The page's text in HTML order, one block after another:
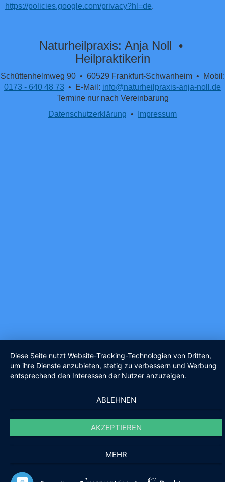
https://policies.google.com/privacy?hl=de.
Naturheilpraxis: Anja Noll •
Heilpraktikerin
Schüttenhelmweg 90 • 60529 Frankfurt-Schwanheim • Mobil:
0173 - 640 48 73 • E-Mail: info@naturheilpraxis-anja-noll.de
Termine nur nach Vereinbarung
Datenschutzerklärung • Impressum
Diese Seite nutzt Website-Tracking-Technologien von Dritten,
um ihre Dienste anzubieten, stetig zu verbessern und Werbung
entsprechend den Interessen der Nutzer anzuzeigen.
ABLEHNEN
AKZEPTIEREN
MEHR